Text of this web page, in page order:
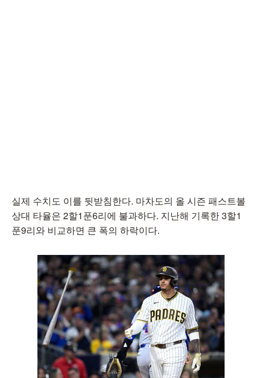
실제 수치도 이를 뒷받침한다. 마차도의 올 시즌 패스트볼
상대 타율은 2할1푼6리에 불과하다. 지난해 기록한 3할1
푼9리와 비교하면 큰 폭의 하락이다.